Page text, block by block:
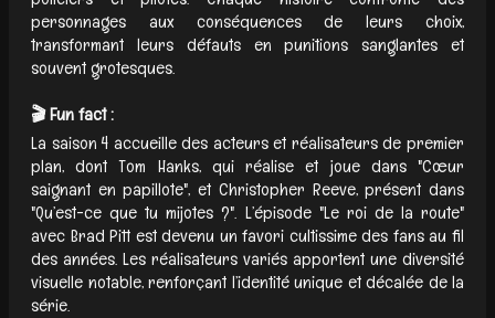
personnages aux conséquences de leurs choix,
transformant leurs défauts en punitions sanglantes et
souvent grotesques.
🎬 Fun fact :
La saison 4 accueille des acteurs et réalisateurs de premier
plan, dont Tom Hanks, qui réalise et joue dans "Cœur
saignant en papillote", et Christopher Reeve, présent dans
"Qu’est-ce que tu mijotes ?". L’épisode "Le roi de la route"
avec Brad Pitt est devenu un favori cultissime des fans au fil
des années. Les réalisateurs variés apportent une diversité
visuelle notable, renforçant l’identité unique et décalée de la
série.